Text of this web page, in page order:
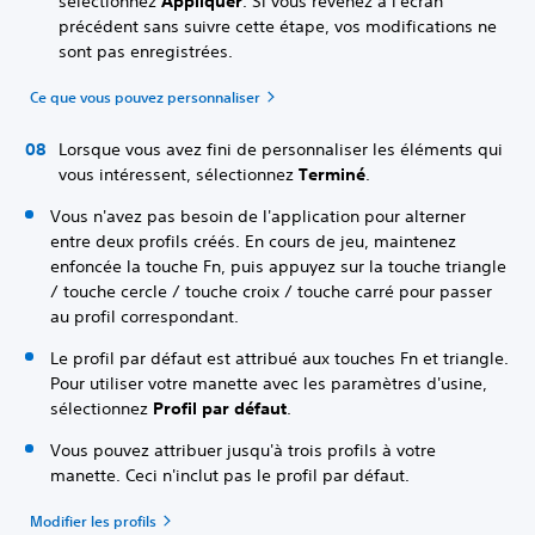
précédent sans suivre cette étape, vos modifications ne
sont pas enregistrées.
Ce que vous pouvez personnaliser
Lorsque vous avez fini de personnaliser les éléments qui
vous intéressent, sélectionnez Terminé.
Vous n'avez pas besoin de l'application pour alterner
entre deux profils créés. En cours de jeu, maintenez
enfoncée la touche Fn, puis appuyez sur la touche triangle
/ touche cercle / touche croix / touche carré pour passer
au profil correspondant.
Le profil par défaut est attribué aux touches Fn et triangle.
Pour utiliser votre manette avec les paramètres d'usine,
sélectionnez Profil par défaut.
Vous pouvez attribuer jusqu'à trois profils à votre
manette. Ceci n'inclut pas le profil par défaut.
Modifier les profils